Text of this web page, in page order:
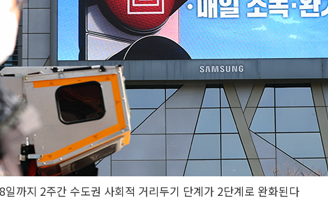
일까지 2주간 수도권 사회적 거리두기 단계가 2단계로 완화된다